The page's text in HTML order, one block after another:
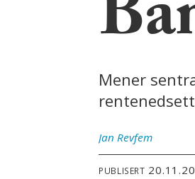
Mener
Jan Revfem
PUBLISERT